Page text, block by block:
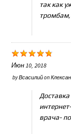
так как
Июн 10, 2018
byВсасилийon
врача-